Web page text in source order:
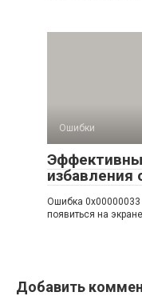
Ошибки
избавления
Ошибка
появиться на
Добавить